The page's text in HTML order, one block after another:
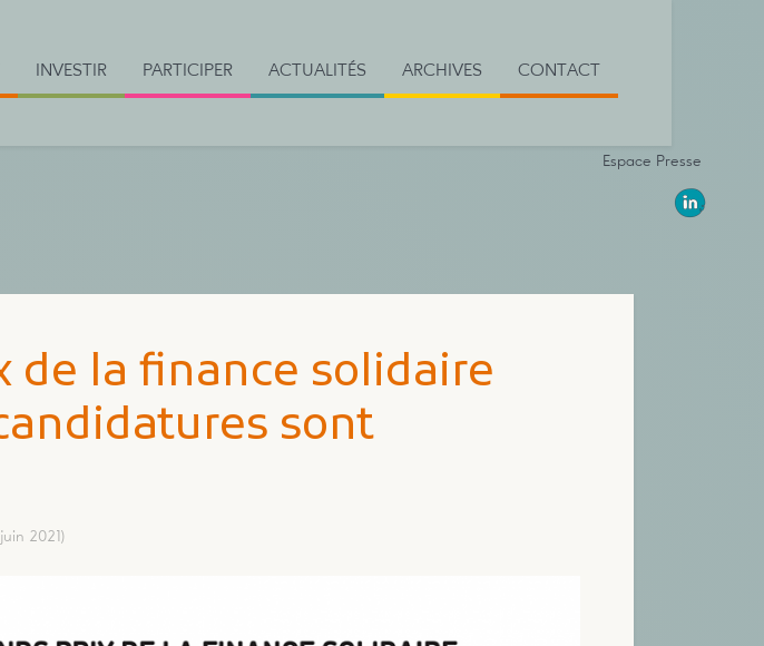
INVESTIR PARTICIPER ACTUALITÉS ARCHIVES CONTACT
Espace Presse
de la finance solidaire
sont
2021)